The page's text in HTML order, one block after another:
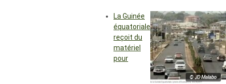
© JD Malabo
La Guinée
équatoriale
reçoit du
matériel
pour